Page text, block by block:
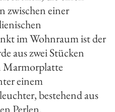
zwischen einer
im Wohnraum ist der
aus zwei Stücken
Marmorplatte
einem
bestehend aus